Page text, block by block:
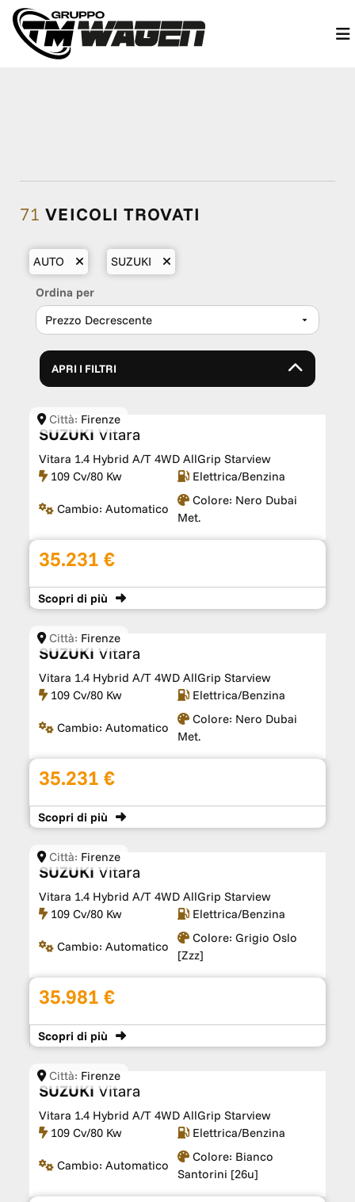
71 VEICOLI TROVATI
AUTO SUZUKI
Ordina per
APRI I FILTRI
Città: Firenze
SUZUKI Vitara
Vitara 1.4 Hybrid A/T 4WD AllGrip Starview
109 Cv/80 Kw
Elettrica/Benzina
Cambio: Automatico
Colore: Nero Dubai
Met.
35.231 €
Scopri di più
Città: Firenze
SUZUKI Vitara
Vitara 1.4 Hybrid A/T 4WD AllGrip Starview
109 Cv/80 Kw
Elettrica/Benzina
Cambio: Automatico
Colore: Nero Dubai
Met.
35.231 €
Scopri di più
Città: Firenze
SUZUKI Vitara
Vitara 1.4 Hybrid A/T 4WD AllGrip Starview
109 Cv/80 Kw
Elettrica/Benzina
Cambio: Automatico
Colore: Grigio Oslo
[zzz]
35.981 €
Scopri di più
Città: Firenze
SUZUKI Vitara
Vitara 1.4 Hybrid A/T 4WD AllGrip Starview
109 Cv/80 Kw
Elettrica/Benzina
Cambio: Automatico
Colore: Bianco
Santorini [26u]